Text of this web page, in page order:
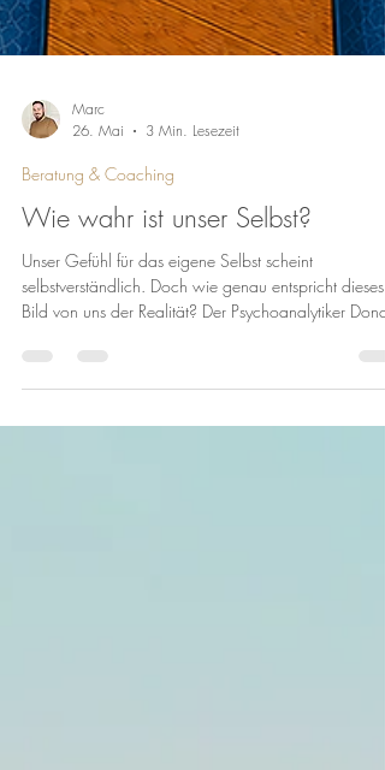
Marc
26. Mai
Wie wahr ist unser Selbst?
selbstverständlich. Doch wie genau entspricht dieses
Bild von uns der Realität? Der Psychoanalytiker
falschen Selbst eine wichtige Grundlage geschaffen,